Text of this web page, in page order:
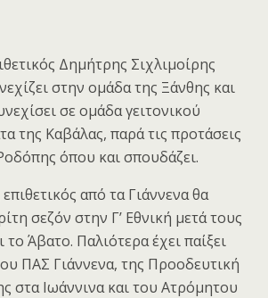
Δημήτρης Σιχλιμοίρης
στην ομάδα της Ξάνθης και
σε ομάδα γειτονικού
της Καβάλας, παρά τις προτάσεις
όπου και σπουδάζει.
από τα Γιάννενα θα
σεζόν στην Γ’ Εθνική μετά τους
Άβατο. Παλιότερα έχει παίξει
ΠΑΣ Γιάννενα, της Προοδευτική
στα Ιωάννινα και του Ατρόμητου